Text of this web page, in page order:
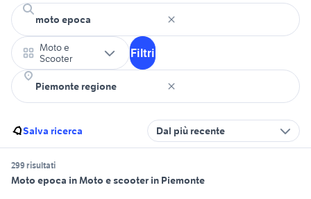
Moto e
Scooter
Filtri
Salva ricerca Dal più recente
299 risultati
Moto epoca in Moto e scooter in Piemonte